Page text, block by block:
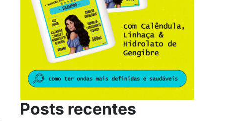
Posts recentes